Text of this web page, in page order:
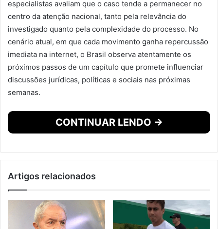
especialistas avaliam que o caso tende a permanecer no
centro da atenção nacional, tanto pela relevância do
investigado quanto pela complexidade do processo. No
cenário atual, em que cada movimento ganha repercussão
imediata na internet, o Brasil observa atentamente os
próximos passos de um capítulo que promete influenciar
discussões jurídicas, políticas e sociais nas próximas
semanas.
CONTINUAR LENDO →
Artigos relacionados